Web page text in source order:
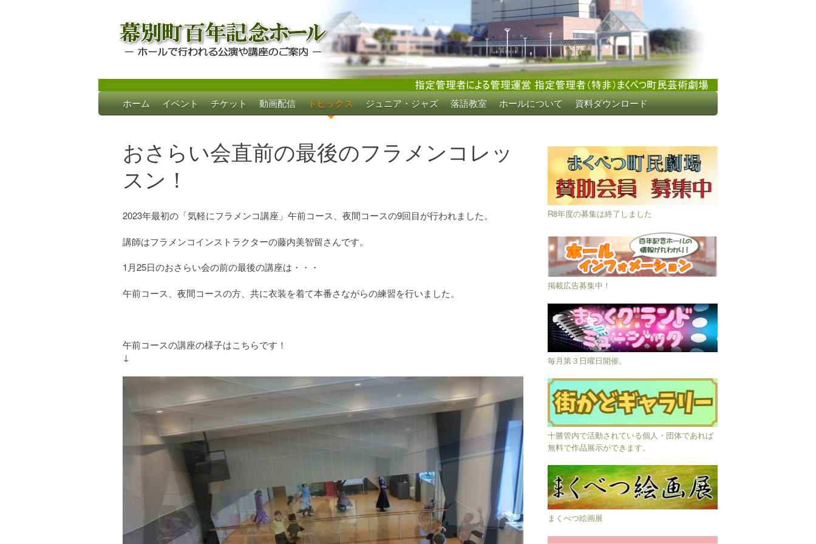
幕別町百年記念ホール
ホールで行われる公演や講座のご案内
Skip
to
ホーム イベント チケット 動画配信 トピックス ジュニア・ジャズ 落語教室 ホールについて 資料ダウンロード
おさらい会直前の最後のフラメンコレッ
スン！
2023年最初の「気軽にフラメンコ講座」午前コース、夜間コースの9回目が行われました。
講師はフラメンコインストラクターの藤内美智留さんです。
1月25日のおさらい会の前の最後の講座は・・・
午前コース、夜間コースの方、共に衣装を着て本番さながらの練習を行いました。
午前コースの講座の様子はこちらです！
↓
R8年度の募集は終了しました
掲載広告募集中！
毎月第３日曜日開催。
十勝管内で活動されている個人・団体であれば
無料で作品展示ができます。
まくべつ絵画展